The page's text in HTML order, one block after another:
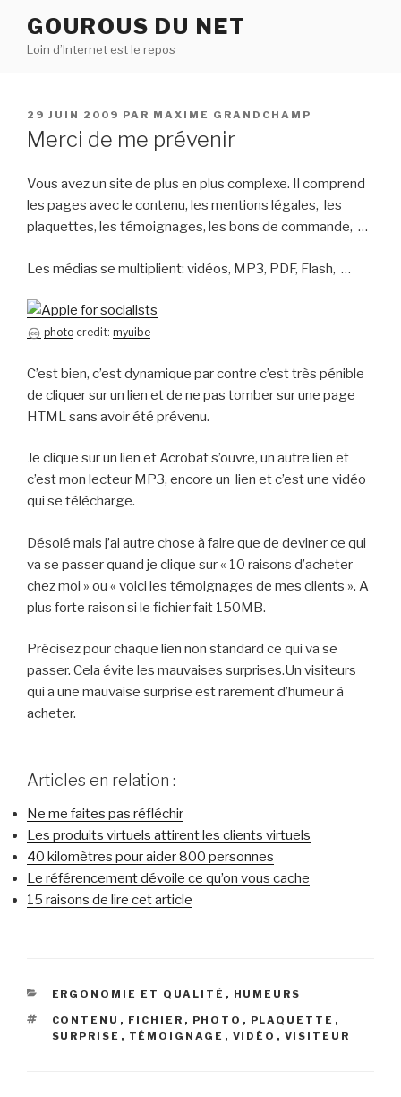
contenu
GOUROUS DU NET
Loin d’Internet est le repos
PUBLIÉ
LE
29 JUIN 2009 PAR MAXIME GRANDCHAMP
Merci de me prévenir
Vous avez un site de plus en plus complexe. Il comprend
les pages avec le contenu, les mentions légales, les
plaquettes, les témoignages, les bons de commande, …
Les médias se multiplient: vidéos, MP3, PDF, Flash, …
photo credit: myuibe
C’est bien, c’est dynamique par contre c’est très pénible
de cliquer sur un lien et de ne pas tomber sur une page
HTML sans avoir été prévenu.
Je clique sur un lien et Acrobat s’ouvre, un autre lien et
c’est mon lecteur MP3, encore un lien et c’est une vidéo
qui se télécharge.
Désolé mais j’ai autre chose à faire que de deviner ce qui
va se passer quand je clique sur « 10 raisons d’acheter
chez moi » ou « voici les témoignages de mes clients ». A
plus forte raison si le fichier fait 150MB.
Précisez pour chaque lien non standard ce qui va se
passer. Cela évite les mauvaises surprises.Un visiteurs
qui a une mauvaise surprise est rarement d’humeur à
acheter.
Articles en relation :
Ne me faites pas réfléchir
Les produits virtuels attirent les clients virtuels
40 kilomètres pour aider 800 personnes
Le référencement dévoile ce qu’on vous cache
15 raisons de lire cet article
CATÉGORIES
ERGONOMIE ET QUALITÉ , HUMEURS
ÉTIQUETTES
CONTENU , FICHIER , PHOTO , PLAQUETTE ,
SURPRISE , TÉMOIGNAGE , VIDÉO , VISITEUR